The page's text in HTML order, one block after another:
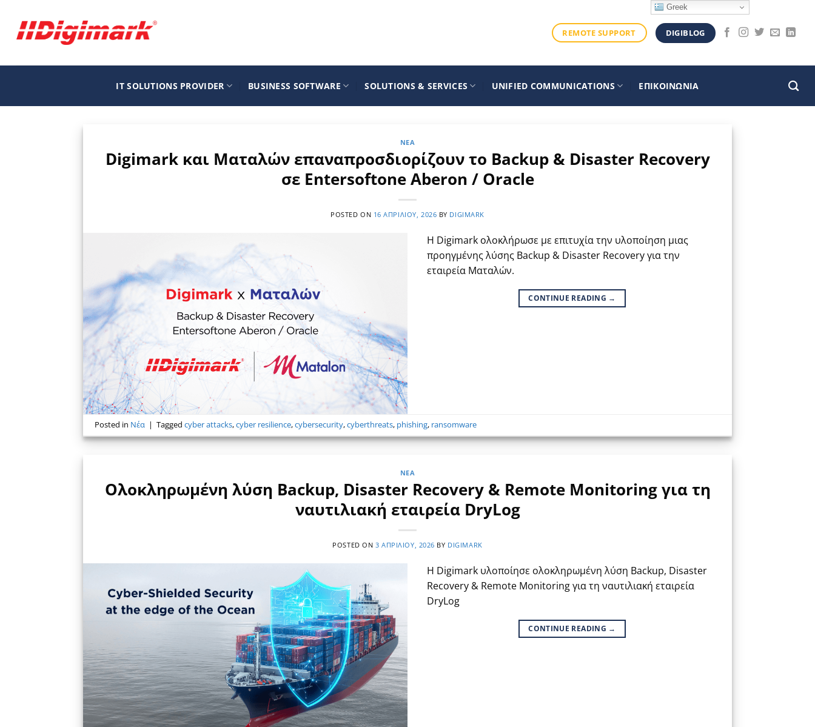
περιεχόμενο
REMOTE SUPPORT DIGIBLOG
IT SOLUTIONS PROVIDER BUSINESS SOFTWARE SOLUTIONS & SERVICES UNIFIED COMMUNICATIONS ΕΠΙΚΟΙΝΩΝΙΑ
ΝΈΑ
Digimark και Ματαλών επαναπροσδιορίζουν το Backup & Disaster Recovery
σε Entersoftone Aberon / Oracle
POSTED ON 16 ΑΠΡΙΛΊΟΥ, 2026 BY DIGIMARK
Η Digimark ολοκλήρωσε με επιτυχία την υλοποίηση μιας
προηγμένης λύσης Backup & Disaster Recovery για την
εταιρεία Ματαλών.
CONTINUE READING →
Posted in Νέα | Taggedcyber attacks,cyber resilience,cybersecurity,cyberthreats, phishing, ransomware
ΝΈΑ
Ολοκληρωμένη λύση Backup, Disaster Recovery & Remote Monitoring για τη
ναυτιλιακή εταιρεία DryLog
POSTED ON 3 ΑΠΡΙΛΊΟΥ, 2026 BY DIGIMARK
Η Digimark υλοποίησε ολοκληρωμένη λύση Backup, Disaster
Recovery & Remote Monitoring για τη ναυτιλιακή εταιρεία
DryLog
CONTINUE READING →
Greek